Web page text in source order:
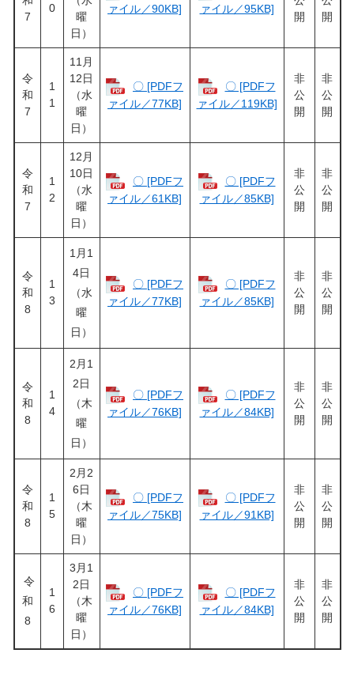
7
0
曜
日）
ァイル／90KB] ァイル／95KB]
開
開
令
和
7
1
1
11月
12日
（水
曜
日）
〇 [PDFフ
ァイル／77KB]
〇 [PDFフ
ァイル／119KB]
非
公
開
非
公
開
令
和
7
1
2
12月
10日
（水
曜
日）
〇 [PDFフ
ァイル／61KB]
〇 [PDFフ
ァイル／85KB]
非
公
開
非
公
開
令
和
8
1
3
1月1
4日
（水
曜
日）
〇 [PDFフ
ァイル／77KB]
〇 [PDFフ
ァイル／85KB]
非
公
開
非
公
開
令
和
8
1
4
2月1
2日
（木
曜
日）
〇 [PDFフ
ァイル／76KB]
〇 [PDFフ
ァイル／84KB]
非
公
開
非
公
開
令
和
8
1
5
2月2
6日
（木
曜
日）
〇 [PDFフ
ァイル／75KB]
〇 [PDFフ
ァイル／91KB]
非
公
開
非
公
開
令
和
8
1
6
3月1
2日
（木
曜
日）
〇 [PDFフ
ァイル／76KB]
〇 [PDFフ
ァイル／84KB]
非
公
開
非
公
開